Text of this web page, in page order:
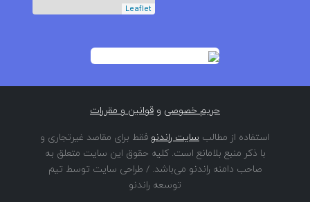
Leaflet
حریم خصوصی و قوانین و مقررات
استفاده از مطالب سایت راندنو فقط برای مقاصد غیرتجاری و
با ذکر منبع بلامانع است. کلیه حقوق این سایت متعلق به
صاحب دامنه راندنو می‌باشد. / طراحی سایت توسط تیم
توسعه راندنو